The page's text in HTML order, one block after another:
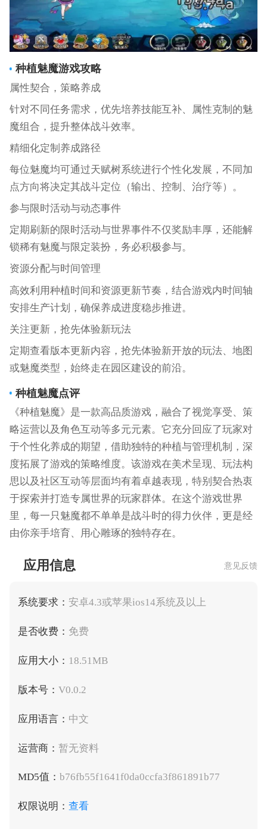
种植魅魔游戏攻略
属性契合，策略养成
针对不同任务需求，优先培养技能互补、属性克制的魅
魔组合，提升整体战斗效率。
精细化定制养成路径
每位魅魔均可通过天赋树系统进行个性化发展，不同加
点方向将决定其战斗定位（输出、控制、治疗等）。
参与限时活动与动态事件
定期刷新的限时活动与世界事件不仅奖励丰厚，还能解
锁稀有魅魔与限定装扮，务必积极参与。
资源分配与时间管理
高效利用种植时间和资源更新节奏，结合游戏内时间轴
安排生产计划，确保养成进度稳步推进。
关注更新，抢先体验新玩法
定期查看版本更新内容，抢先体验新开放的玩法、地图
或魅魔类型，始终走在园区建设的前沿。
种植魅魔点评
《种植魅魔》是一款高品质游戏，融合了视觉享受、策
略运营以及角色互动等多元元素。它充分回应了玩家对
于个性化养成的期望，借助独特的种植与管理机制，深
度拓展了游戏的策略维度。该游戏在美术呈现、玩法构
思以及社区互动等层面均有着卓越表现，特别契合热衷
于探索并打造专属世界的玩家群体。在这个游戏世界
里，每一只魅魔都不单单是战斗时的得力伙伴，更是经
由你亲手培育、用心雕琢的独特存在。
应用信息 意见反馈
系统要求： 安卓4.3或苹果ios14系统及以上
是否收费： 免费
应用大小： 18.51MB
版本号： V0.0.2
应用语言： 中文
运营商： 暂无资料
MD5值： b76fb55f1641f0da0ccfa3f861891b77
权限说明： 查看